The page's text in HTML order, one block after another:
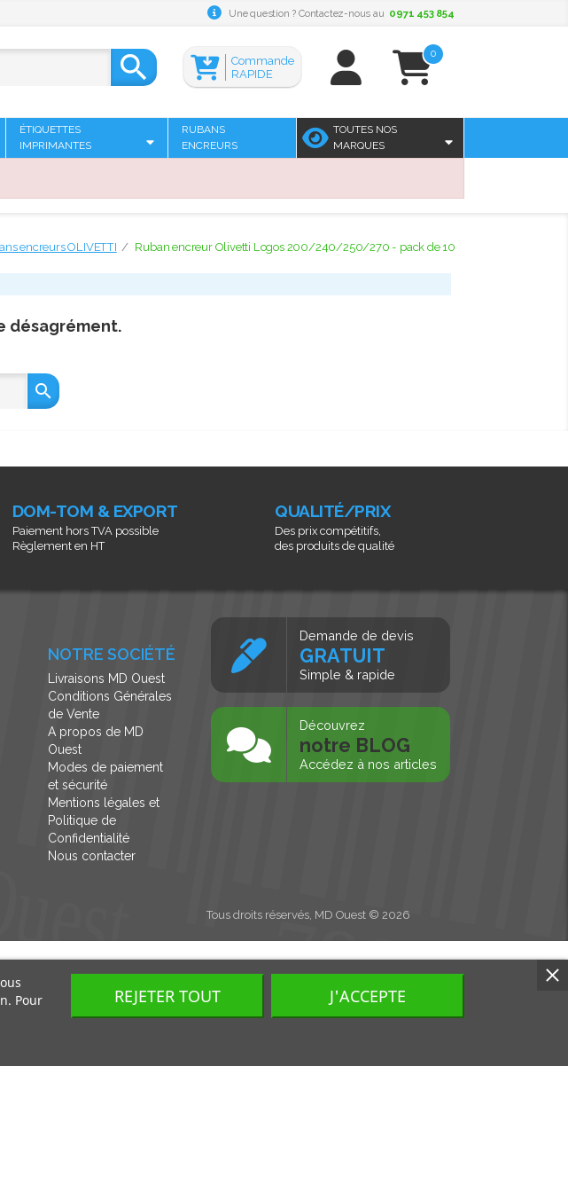
Une question ? Contactez-nous au 0971 453 854
 0
Commande
RAPIDE
ÉTIQUETTES
IMPRIMANTES
RUBANS
ENCREURS
TOUTES NOS
MARQUES
encreurs OLIVETTI Ruban encreur Olivetti Logos 200/240/250/270 - pack de 10
désagrément.

DOM-TOM & EXPORT
Paiement hors TVA possible
Règlement en HT
QUALITÉ/PRIX
Des prix compétitifs,
des produits de qualité
NOTRE SOCIÉTÉ
Livraisons MD Ouest
Conditions Générales
de Vente
A propos de MD
Ouest
Modes de paiement
et sécurité
Mentions légales et
Politique de
Confidentialité
Nous contacter
Demande de devis
GRATUIT
Simple & rapide
Découvrez
notre BLOG
Accédez à nos articles
Pour
REJETER TOUT J'ACCEPTE
Tous droits réservés, MD Ouest © 2026